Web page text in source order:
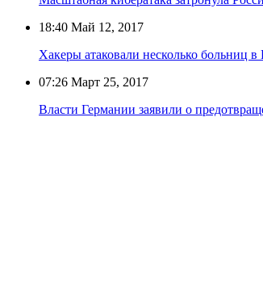
18:40 Май 12, 2017
Хакеры атаковали несколько больниц
07:26 Март 25, 2017
Власти Германии заявили о